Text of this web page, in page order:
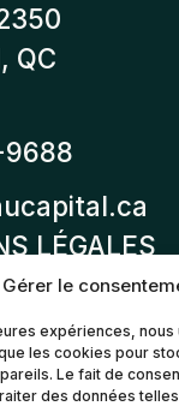
Gérer le
expériences, nous
les cookies pour
Le fait de
des données
QC
LÉGALES